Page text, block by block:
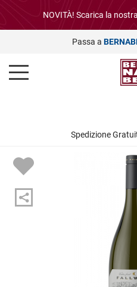
NOVITÀ! Scarica la
Passa a
Spedizione